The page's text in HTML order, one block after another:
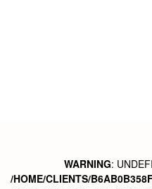
WARNING:
/HOME/CLIENTS/